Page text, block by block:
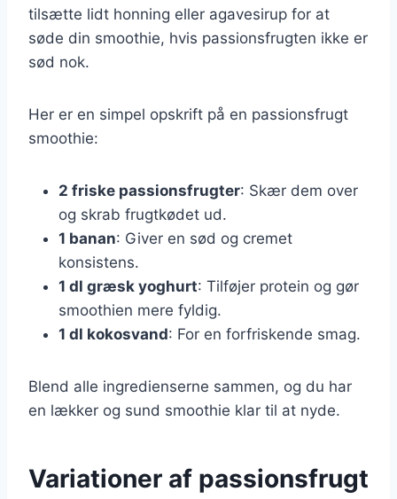
tilsætte lidt honning eller agavesirup for at
søde din smoothie, hvis passionsfrugten ikke er
sød nok.
Her er en simpel opskrift på en passionsfrugt
smoothie:
2 friske passionsfrugter: Skær dem over
og skrab frugtkødet ud.
1 banan: Giver en sød og cremet
konsistens.
1 dl græsk yoghurt: Tilføjer protein og gør
smoothien mere fyldig.
1 dl kokosvand: For en forfriskende smag.
Blend alle ingredienserne sammen, og du har
en lækker og sund smoothie klar til at nyde.
Variationer af passionsfrugt